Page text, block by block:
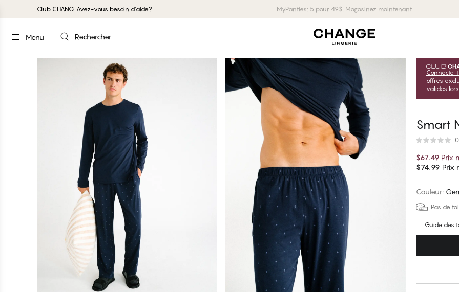
Club CHANGEAvez-vous besoin d'aide? MyPanties: 5 pour 49$. Magasinez maintenant
Menu Rechercher
Connecte-
offres
valides
Smart
$67.49 Prix
$74.99 Prix
Couleur:
Pas de
Guide des